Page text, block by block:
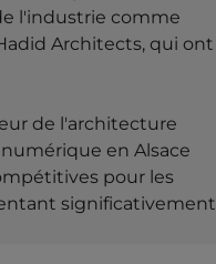
l'industrie comme
Architects, qui ont
de l'architecture
en Alsace
pour les
significativement